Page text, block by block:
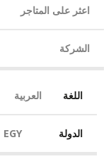
اعثر على المتاجر
الشركة
اللغة العربية
الدولة EGY